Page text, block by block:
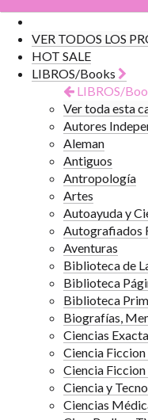
VER TODOS LOS
HOT SALE
LIBROS/Books
LIBROS/
Ver toda esta
Autores
Aleman
Antiguos
Antropología
Artes
Autoayuda y
Autografiados
Aventuras
Biblioteca de
Biblioteca
Biblioteca
Biografías,
Ciencias
Ciencia
Ciencia
Ciencia y
Ciencias